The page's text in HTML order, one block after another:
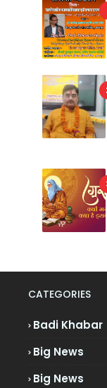
CATEGORIES
Badi Khabar
Big News
Big News